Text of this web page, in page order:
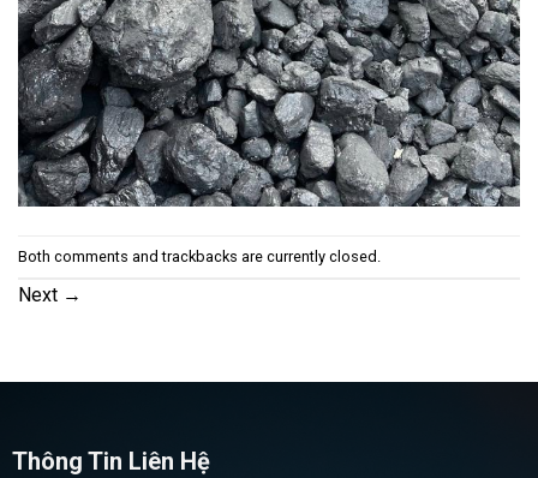
Both comments and trackbacks are currently closed.
Next →
Thông Tin Liên Hệ